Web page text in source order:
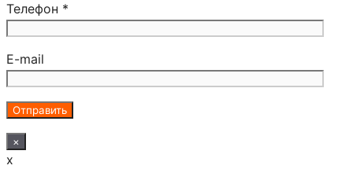
Телефон *
E-mail
×
x